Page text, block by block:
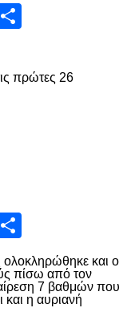
πρώτες 26
ολοκληρώθηκε και ο
πίσω από τον
7 βαθμών που
η αυριανή